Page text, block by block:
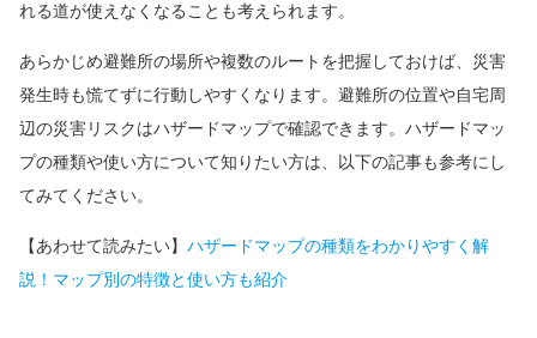
れる道が使えなくなることも考えられます。
あらかじめ避難所の場所や複数のルートを把握しておけば、災害
発生時も慌てずに行動しやすくなります。避難所の位置や自宅周
辺の災害リスクはハザードマップで確認できます。ハザードマッ
プの種類や使い方について知りたい方は、以下の記事も参考にし
てみてください。
【あわせて読みたい】 ハザードマップの種類をわかりやすく解
説！マップ別の特徴と使い方も紹介